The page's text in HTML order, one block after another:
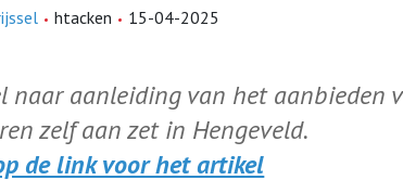
htacken 15-04-2025
naar aanleiding van het aanbieden
zelf aan zet in Hengeveld.
de link voor het artikel